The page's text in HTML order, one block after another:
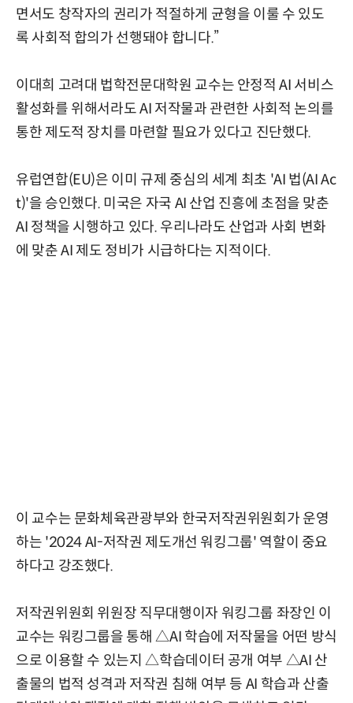
면서도 창작자의 권리가 적절하게 균형을 이룰 수 있도
록 사회적 합의가 선행돼야 합니다.”
이대희 고려대 법학전문대학원 교수는 안정적 AI 서비스
활성화를 위해서라도 AI 저작물과 관련한 사회적 논의를
통한 제도적 장치를 마련할 필요가 있다고 진단했다.
유럽연합(EU)은 이미 규제 중심의 세계 최초 'AI 법(AI Ac
t)'을 승인했다. 미국은 자국 AI 산업 진흥에 초점을 맞춘
AI 정책을 시행하고 있다. 우리나라도 산업과 사회 변화
에 맞춘 AI 제도 정비가 시급하다는 지적이다.
이 교수는 문화체육관광부와 한국저작권위원회가 운영
하는 '2024 AI-저작권 제도개선 워킹그룹' 역할이 중요
하다고 강조했다.
저작권위원회 위원장 직무대행이자 워킹그룹 좌장인 이
교수는 워킹그룹을 통해 △AI 학습에 저작물을 어떤 방식
으로 이용할 수 있는지 △학습데이터 공개 여부 △AI 산
출물의 법적 성격과 저작권 침해 여부 등 AI 학습과 산출